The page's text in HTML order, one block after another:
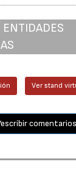
ENTIDADES
Ver stand
comentarios